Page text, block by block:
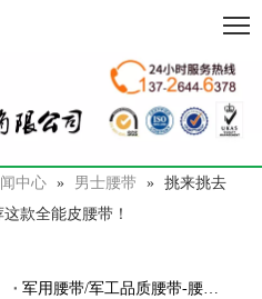
中心 » 男士腰带 » 挑来挑去
款全能皮腰带！
军用腰带/军工品质腰带-腰带厂家百强橡塑